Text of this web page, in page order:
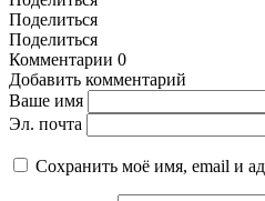
Поделиться
Поделиться
Комментарии 0
Добавить комментарий
Ваше имя
Эл. почта
Сохранить моё имя, email и